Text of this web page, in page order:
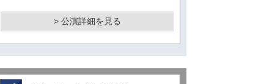
> 公演詳細を見る